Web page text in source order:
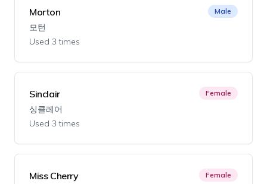
Morton
모턴
Used 3 times
Male
Sinclair
싱클레어
Used 3 times
Female
Miss Cherry Female